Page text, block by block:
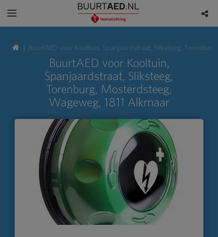
BuurtAED voor Kooltuin, Spanjaardstraat, Sliksteeg, Torenburg, Mosterdsteeg, Wageweg, 1811 Alkmaar
BuurtAED voor Kooltuin,
Spanjaardstraat, Sliksteeg,
Torenburg, Mosterdsteeg,
Wageweg, 1811 Alkmaar